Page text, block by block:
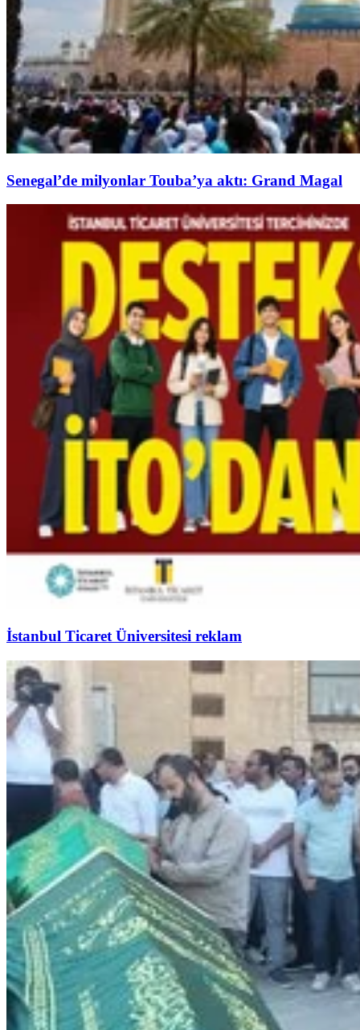
Senegal’de milyonlar Touba’ya aktı: Grand Magal
İstanbul Ticaret Üniversitesi reklam